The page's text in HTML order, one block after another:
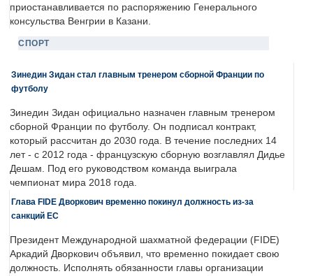
приостанавливается по распоряжению Генерального
консульства Венгрии в Казани.
СПОРТ
Зинедин Зидан стал главным тренером сборной Франции по
футболу
Зинедин Зидан официально назначен главным тренером
сборной Франции по футболу. Он подписал контракт,
который рассчитан до 2030 года. В течение последних 14
лет - с 2012 года - французскую сборную возглавлял Дидье
Дешам. Под его руководством команда выиграла
чемпионат мира 2018 года.
Глава FIDE Дворкович временно покинул должность из-за
санкций ЕС
Президент Международной шахматной федерации (FIDE)
Аркадий Дворкович объявил, что временно покидает свою
должность. Исполнять обязанности главы организации